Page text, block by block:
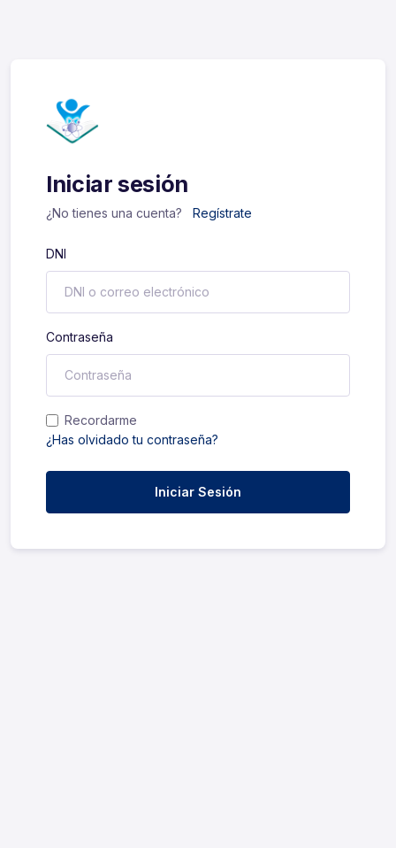
Iniciar sesión
¿No tienes una cuenta? Regístrate
DNI
Contraseña
Recordarme
¿Has olvidado tu contraseña?
Iniciar Sesión